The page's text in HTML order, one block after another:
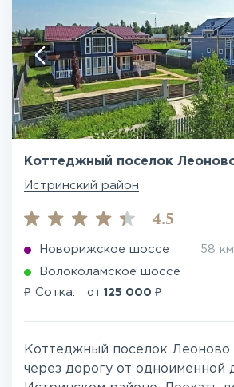
Коттеджный поселок
Истринский район
4.5
Новорижское шоссе 58
Волоколамское шоссе
₽ Сотка: от 125 000 ₽
Коттеджный поселок Леоново
через дорогу от одноименной